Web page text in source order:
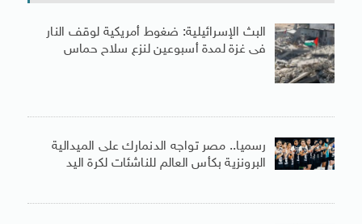
البث الإسرائيلية: ضغوط أمريكية لوقف النار
فى غزة لمدة أسبوعين لنزع سلاح حماس
رسميا.. مصر تواجه الدنمارك على الميدالية
البرونزية بكأس العالم للناشئات لكرة اليد